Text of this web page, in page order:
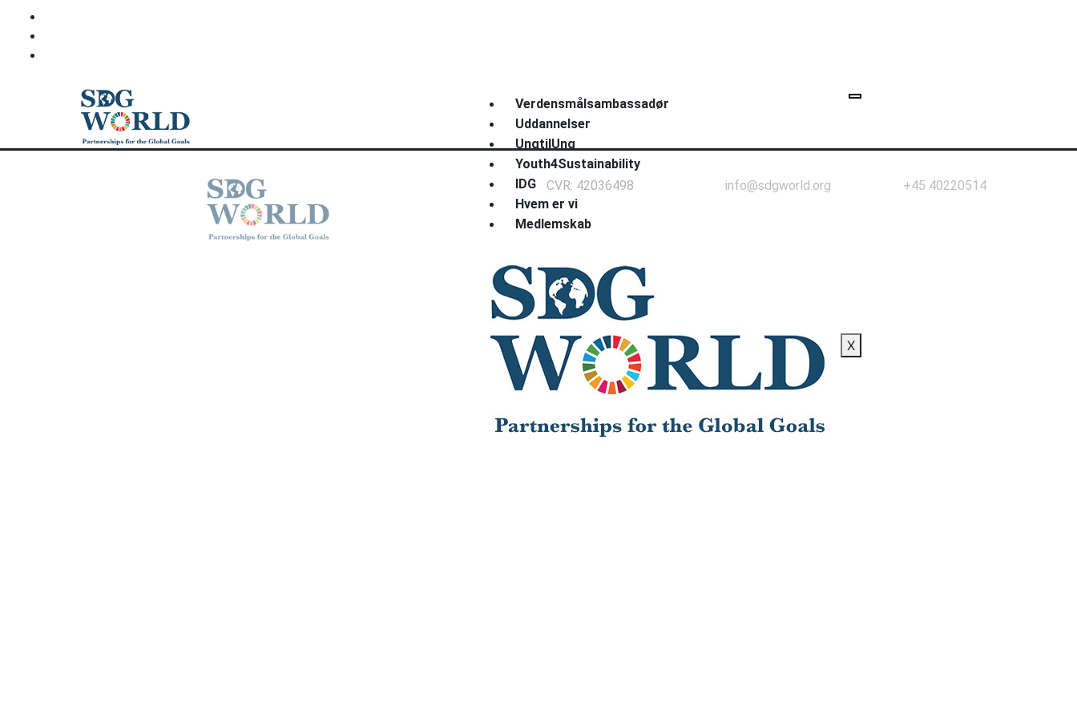
Verdensmålsambassadør
Uddannelser
UngtilUng
Youth4Sustainability
IDG
Hvem er vi
Medlemskab
X
CVR: 42036498 info@sdgworld.org +45 40220514